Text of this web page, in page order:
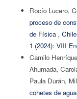
Rocío Lucero,
proceso de
de Física ,
1 (2024): VIII
Camilo
Ahumada,
Paula Durán,
cohetes de